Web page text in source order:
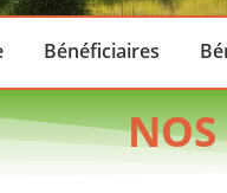
Bénéficiaires
NOS